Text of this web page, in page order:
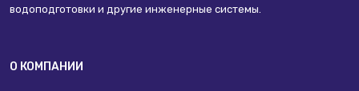
водоподготовки и другие инженерные системы.
О КОМПАНИИ